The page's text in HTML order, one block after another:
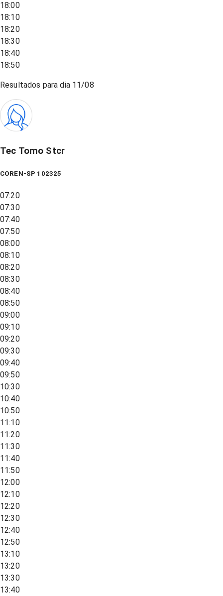
18:00
18:10
18:20
18:30
18:40
18:50
Resultados para dia 11/08
Tec Tomo Stcr
COREN-SP 102325
07:20
07:30
07:40
07:50
08:00
08:10
08:20
08:30
08:40
08:50
09:00
09:10
09:20
09:30
09:40
09:50
10:30
10:40
10:50
11:10
11:20
11:30
11:40
11:50
12:00
12:10
12:20
12:30
12:40
12:50
13:10
13:20
13:30
13:40